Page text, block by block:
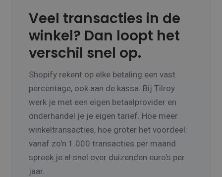
Veel transacties in de
winkel? Dan loopt het
verschil snel op.
Shopify rekent op elke betaling een vast
percentage, ook aan de kassa. Bij Tilroy
werk je met een eigen betaalprovider en
onderhandel je je eigen tarief. Hoe meer
winkeltransacties, hoe groter het voordeel:
vanaf zo'n 1.000 transacties per maand
spreek je al snel over duizenden euro's per
jaar.